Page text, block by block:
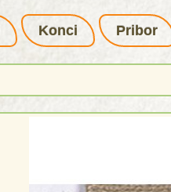
Konci Pribor